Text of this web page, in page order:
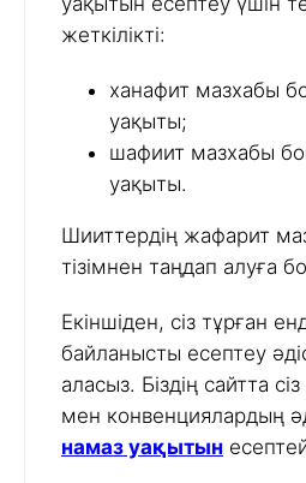
жеткілікті:
ханафит мазхабы
уақыты;
шафиит мазхабы
уақыты.
Шииттердің жафарит
тізімнен таңдап алуға
Екіншіден, сіз тұрған
байланысты есептеу
аласыз. Біздің сайтта
мен конвенциялардың
намаз уақытын